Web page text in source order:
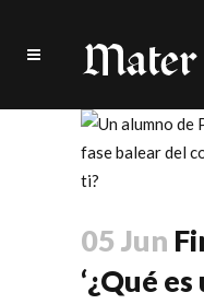
05 Jun
‘¿Qué